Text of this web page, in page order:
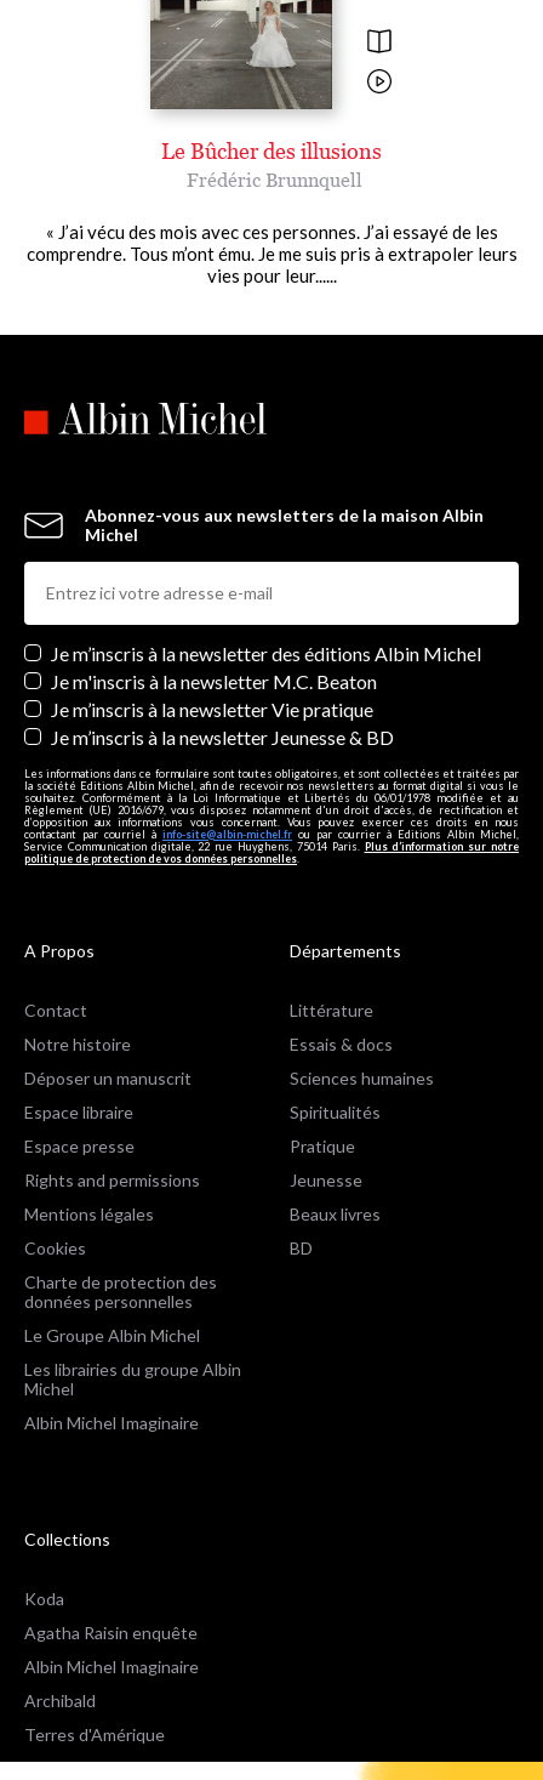
Le Bûcher des illusions
Frédéric Brunnquell
« J’ai vécu des mois avec ces personnes. J’ai essayé de les
comprendre. Tous m’ont ému. Je me suis pris à extrapoler leurs
vies pour leur......
Abonnez-vous aux newsletters de la maison Albin
Michel
Newsletters
Je m’inscris à la newsletter des éditions Albin Michel
Je m'inscris à la newsletter M.C. Beaton
Je m’inscris à la newsletter Vie pratique
Je m’inscris à la newsletter Jeunesse & BD
Les informations dans ce formulaire sont toutes obligatoires, et sont collectées et traitées par
la société Editions Albin Michel, afin de recevoir nos newsletters au format digital si vous le
souhaitez. Conformément à la Loi Informatique et Libertés du 06/01/1978 modifiée et au
Règlement (UE) 2016/679, vous disposez notamment d'un droit d'accès, de rectification et
d’opposition aux informations vous concernant. Vous pouvez exercer ces droits en nous
contactant par courriel à info-site@albin-michel.fr ou par courrier à Editions Albin Michel,
Service Communication digitale, 22 rue Huyghens, 75014 Paris. Plus d’information sur notre
politique de protection de vos données personnelles
A Propos
Contact
Notre histoire
Déposer un manuscrit
Espace libraire
Espace presse
Rights and permissions
Mentions légales
Cookies
Charte de protection des
données personnelles
Le Groupe Albin Michel
Les librairies du groupe Albin
Michel
Albin Michel Imaginaire
Départements
Littérature
Essais & docs
Sciences humaines
Spiritualités
Pratique
Jeunesse
Beaux livres
BD
Collections
Koda
Agatha Raisin enquête
Albin Michel Imaginaire
Archibald
Terres d'Amérique
Espaces Libres Poche